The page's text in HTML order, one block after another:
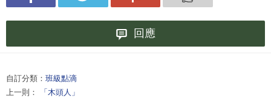
回應
自訂分類： 班級點滴
上一則：
「木頭人」